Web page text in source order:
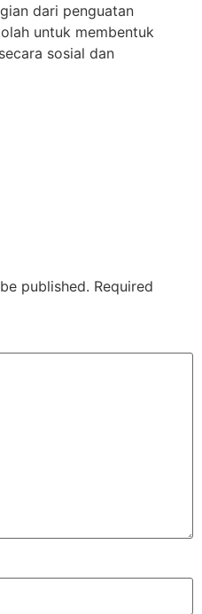
dari penguatan
untuk membentuk
sosial dan
published. Required